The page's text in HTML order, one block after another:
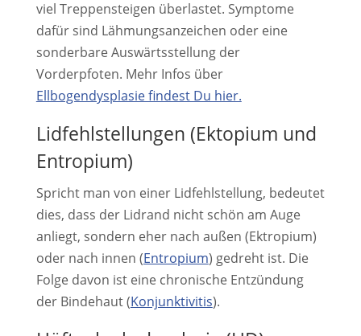
viel Treppensteigen überlastet. Symptome
dafür sind Lähmungsanzeichen oder eine
sonderbare Auswärtsstellung der
Vorderpfoten. Mehr Infos über
Ellbogendysplasie findest Du hier.
Lidfehlstellungen (Ektopium und
Entropium)
Spricht man von einer Lidfehlstellung, bedeutet
dies, dass der Lidrand nicht schön am Auge
anliegt, sondern eher nach außen (Ektropium)
oder nach innen (Entropium) gedreht ist. Die
Folge davon ist eine chronische Entzündung
der Bindehaut (Konjunktivitis).